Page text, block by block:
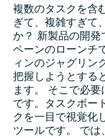
複数のタスクを含
ぎて、複雑すぎて
か？ 新製品の開発
ペーンのローンチ
ィンのジャグリン
把握しようとする
ます。 そこで必要
です。タスクボー
クを一目で視覚化
ツールです。 では